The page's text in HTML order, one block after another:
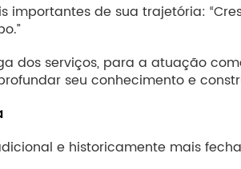
importantes de sua trajetória:
dos serviços, para a atuação
seu conhecimento e
e historicamente mais